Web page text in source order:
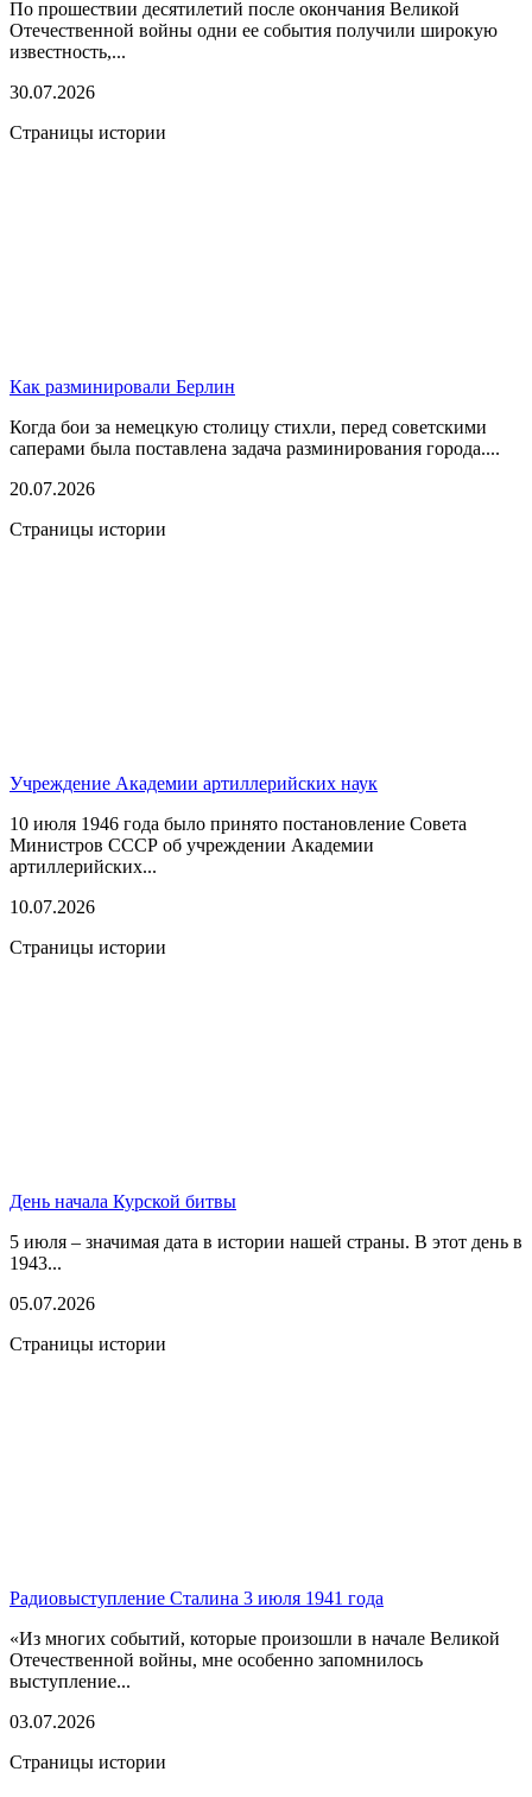
По прошествии десятилетий после окончания Великой
Отечественной войны одни ее события получили широкую
известность,...
30.07.2026
Страницы истории
Как разминировали Берлин
Когда бои за немецкую столицу стихли, перед советскими
саперами была поставлена задача разминирования города....
20.07.2026
Страницы истории
Учреждение Академии артиллерийских наук
10 июля 1946 года было принято постановление Совета
Министров СССР об учреждении Академии
артиллерийских...
10.07.2026
Страницы истории
День начала Курской битвы
5 июля – значимая дата в истории нашей страны. В этот день в
1943...
05.07.2026
Страницы истории
Радиовыступление Сталина 3 июля 1941 года
«Из многих событий, которые произошли в начале Великой
Отечественной войны, мне особенно запомнилось
выступление...
03.07.2026
Страницы истории